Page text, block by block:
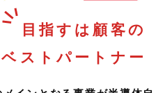
目指すは顧客の
ベストパートナー